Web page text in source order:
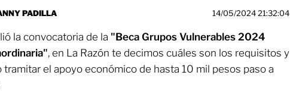
PADILLA 14/05/2024 21:32:04
la convocatoria de la "Beca Grupos Vulnerables 2024
, en La Razón te decimos cuáles son los requisitos y
tramitar el apoyo económico de hasta 10 mil pesos paso a